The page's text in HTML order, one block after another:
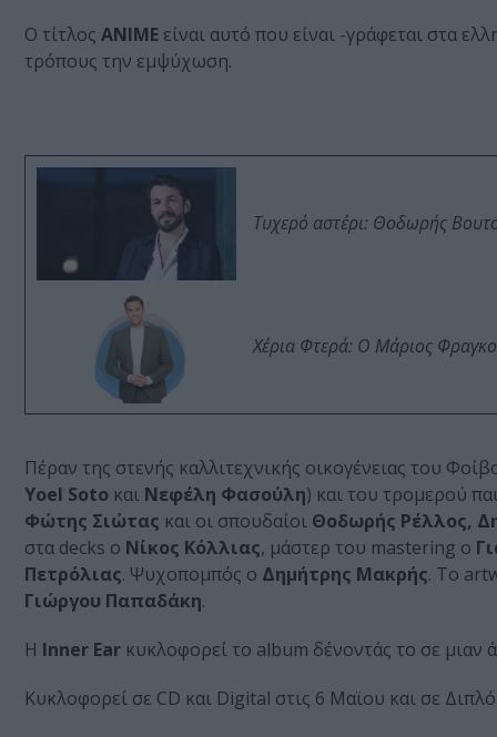
Ο τίτλος ΑΝΙΜΕ είναι αυτό που είναι -γράφεται στα
τρόπους την εμψύχωση.
Τυχερό αστέρι: Θοδωρής
Χέρια Φτερά: Ο Μάριος
Πέραν της στενής καλλιτεχνικής οικογένειας του
Yoel Soto και Νεφέλη Φασούλη) και του τρομερού
Φώτης Σιώτας και οι σπουδαίοι Θοδωρής Ρέλλος,
στα decks ο Νίκος Κόλλιας, μάστερ του mastering o
Πετρόλιας. Ψυχοπομπός ο Δημήτρης Μακρής. Το
Γιώργου Παπαδάκη.
Η Inner Ear κυκλοφορεί το album δένοντάς το σε μιαν
Κυκλοφορεί σε CD και Digital στις 6 Μαϊου και σε Διπλό